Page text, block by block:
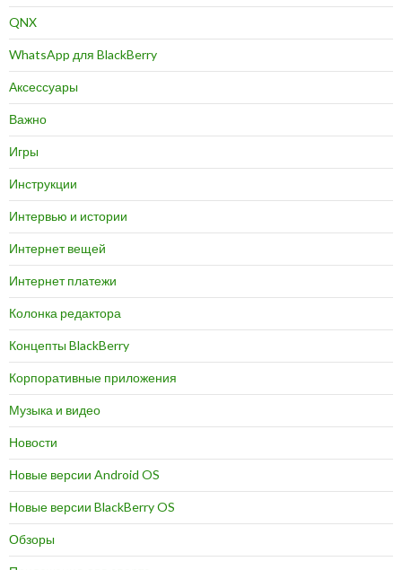
QNX
WhatsApp для BlackBerry
Аксессуары
Важно
Игры
Инструкции
Интервью и истории
Интернет вещей
Интернет платежи
Колонка редактора
Концепты BlackBerry
Корпоративные приложения
Музыка и видео
Новости
Новые версии Android OS
Новые версии BlackBerry OS
Обзоры